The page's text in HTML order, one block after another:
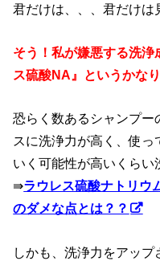
君だけは、、、君だけは
そう！私が嫌悪する洗
ス硫酸NA』というかな
恐らく数あるシャンプー
スに洗浄力が高く、使
いく可能性が高いくらい
⇛ラウレス硫酸ナトリウ
のダメな点とは？？
しかも、洗浄力をアッ